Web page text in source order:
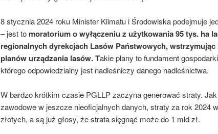
8 stycznia 2024 roku Minister Klimatu i Środowiska podejmuje
– jest to moratorium o wyłączeniu z użytkowania 95 tys. ha
regionalnych dyrekcjach Lasów Państwowych,
planów urządzania lasów. Takie plany to fundament
którego odpowiedzialny jest nadleśniczy danego nadleśnictwa.
W bardzo krótkim czasie PGLLP zaczyna generować straty.
zawodowe w jeszcze nieoficjalnych danych, straty za rok 2024
złotych, a są już głosy, że strata sięgnąć może do 1 mld zł.